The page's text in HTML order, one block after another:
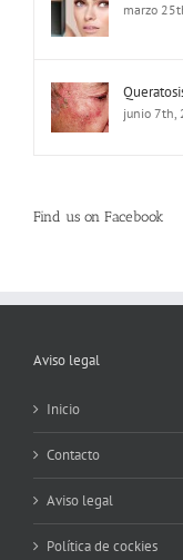
marzo
junio 7th,
Find us on Facebook
Aviso legal
Inicio
Contacto
Aviso legal
Política de cockies